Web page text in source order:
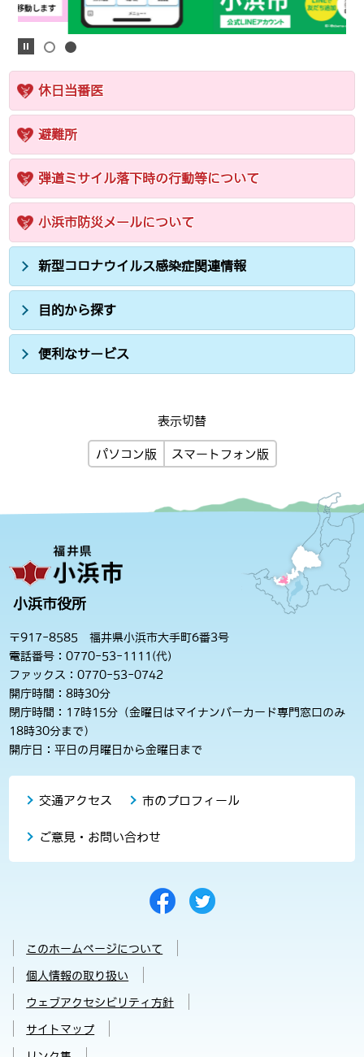
休日当番医
避難所
弾道ミサイル落下時の行動等について
小浜市防災メールについて
新型コロナウイルス感染症関連情報
目的から探す
便利なサービス
表示切替
パソコン版 スマートフォン版
小浜市役所
〒917-8585 福井県小浜市大手町6番3号
電話番号：0770-53-1111(代)
ファックス：0770-53-0742
開庁時間：8時30分
閉庁時間：17時15分（金曜日はマイナンバーカード専門窓口のみ
18時30分まで）
開庁日：平日の月曜日から金曜日まで
交通アクセス 市のプロフィール
ご意見・お問い合わせ
このホームページについて
個人情報の取り扱い
ウェブアクセシビリティ方針
サイトマップ